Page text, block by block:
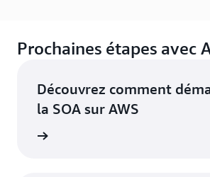
Prochaines étapes avec
Découvrez comment
la SOA sur AWS